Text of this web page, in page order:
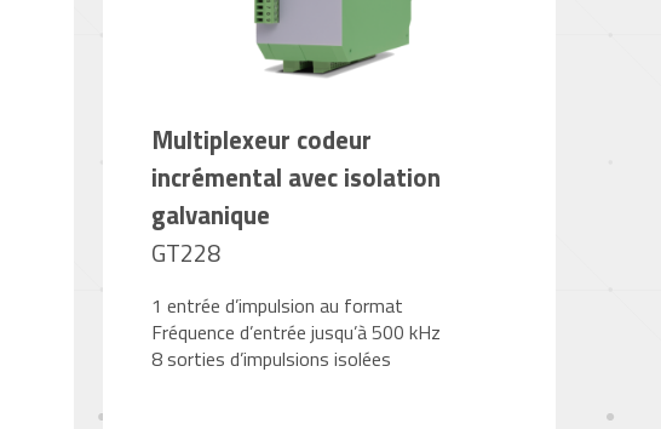
Multiplexeur codeur
incrémental avec isolation
galvanique
GT228
1 entrée d’impulsion au format
Fréquence d’entrée jusqu’à 500 kHz
8 sorties d’impulsions isolées